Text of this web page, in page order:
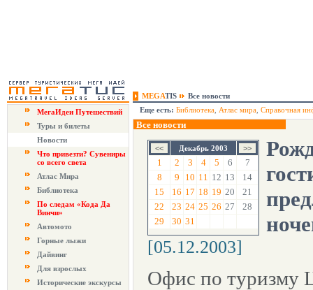
MEGATIS
Все новости
МегаИдеи Путешествий
Туры и билеты
Новости
Что привезти? Сувениры
со всего света
Атлас Мира
Библиотека
По следам «Кода Да
Винчи»
Автомото
Горные лыжи
Дайвинг
Для взрослых
Исторические экскурсы
Еще есть: Библиотека Атлас мира Справочная
Все новости
Декабрь 2003
1 2 3 4 5 6
7
8
9 10 11 12 13
14
15
16 17 18 19 20
21
22
23 24 25 26 27
28
29
30 31
[05.12.2003]
Офис по туризму